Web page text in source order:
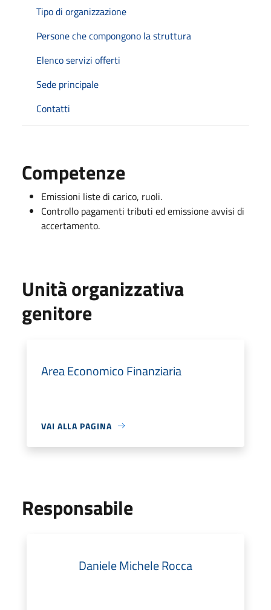
Tipo di organizzazione
Persone che compongono la struttura
Elenco servizi offerti
Sede principale
Contatti
Competenze
Emissioni liste di carico, ruoli.
Controllo pagamenti tributi ed emissione avvisi di
accertamento.
Unità organizzativa
genitore
Area Economico Finanziaria
VAI ALLA PAGINA
Responsabile
Daniele Michele Rocca